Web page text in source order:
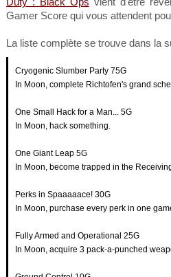
Gamer Score qui vous attendent
La liste complète se trouve dans la
Cryogenic Slumber Party 75G
In Moon, complete Richtofen's grand
One Small Hack for a Man... 5G
In Moon, hack something.
One Giant Leap 5G
In Moon, become trapped in the
Perks in Spaaaaace! 30G
In Moon, purchase every perk in one
Fully Armed and Operational 25G
In Moon, acquire 3 pack-a-punched